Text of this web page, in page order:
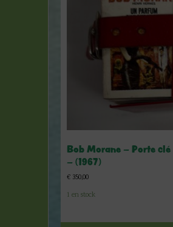
Bob Morane – Porte
– (1967)
€ 350,00
1 en stock